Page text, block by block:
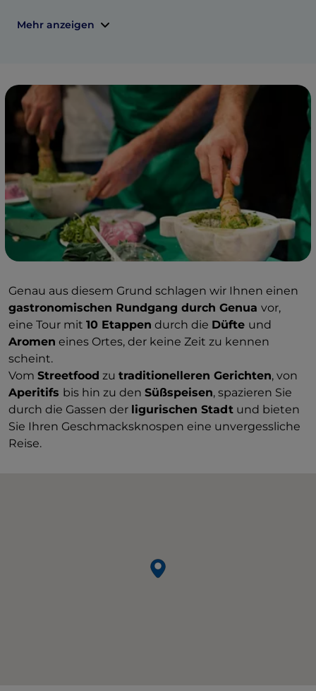
Mehr anzeigen
Genau aus diesem Grund schlagen wir Ihnen einen
gastronomischen Rundgang durch Genua vor,
eine Tour mit 10 Etappen durch die Düfte und
Aromen eines Ortes, der keine Zeit zu kennen
scheint.
Vom Streetfood zu traditionelleren Gerichten, von
Aperitifs bis hin zu den Süßspeisen, spazieren Sie
durch die Gassen der ligurischen Stadt und bieten
Sie Ihren Geschmacksknospen eine unvergessliche
Reise.